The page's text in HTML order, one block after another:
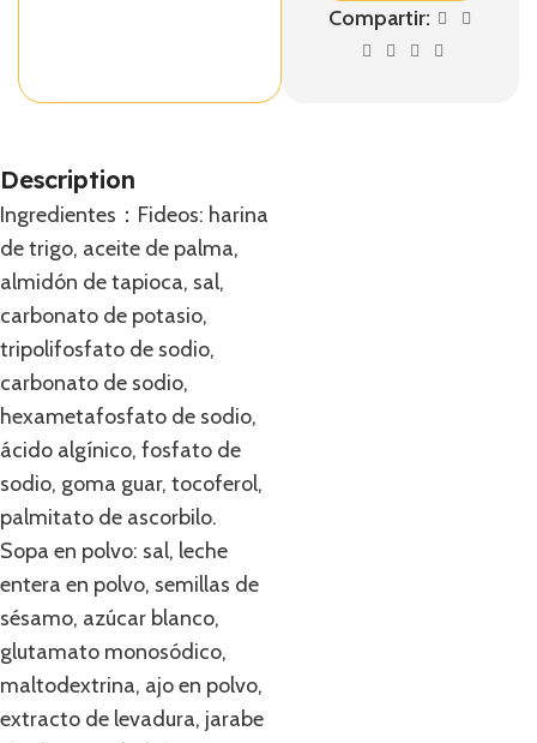
Compartir:
Description
Ingredientes：Fideos: harina
de trigo, aceite de palma,
almidón de tapioca, sal,
carbonato de potasio,
tripolifosfato de sodio,
carbonato de sodio,
hexametafosfato de sodio,
ácido algínico, fosfato de
sodio, goma guar, tocoferol,
palmitato de ascorbilo.
Sopa en polvo: sal, leche
entera en polvo, semillas de
sésamo, azúcar blanco,
glutamato monosódico,
maltodextrina, ajo en polvo,
extracto de levadura, jarabe